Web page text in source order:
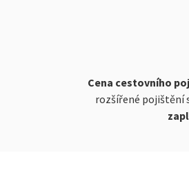
Cena cestovního
rozšířené pojištění